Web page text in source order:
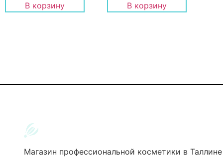
В корзину В корзину
Магазин профессиональной косметики в Таллине